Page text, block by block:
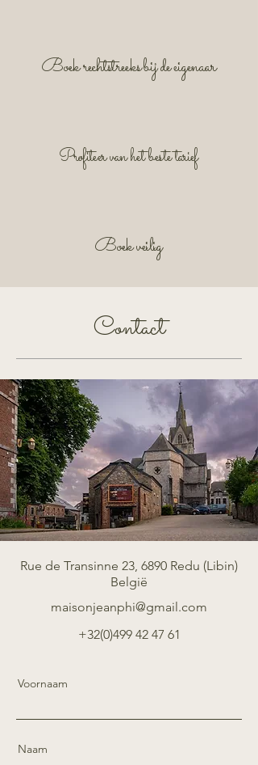
Boek rechtstreeks bij de eigenaar
Profiteer van het beste tarief
Boek veilig
Contact
Rue de Transinne 23, 6890 Redu (Libin)
België
maisonjeanphi@gmail.com
+32(0)499 42 47 61
Voornaam
Naam